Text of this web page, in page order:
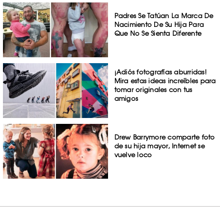
Padres Se Tatúan La Marca De
Nacimiento De Su Hija Para
Que No Se Sienta Diferente
¡Adiós fotografías aburridas!
Mira estas ideas increíbles para
tomar originales con tus
amigos
Drew Barrymore comparte foto
de su hija mayor, Internet se
vuelve loco